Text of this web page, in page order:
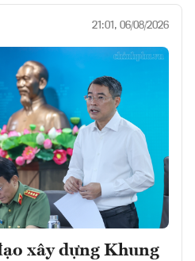
21:01, 06/08/2026
xây dựng Khung